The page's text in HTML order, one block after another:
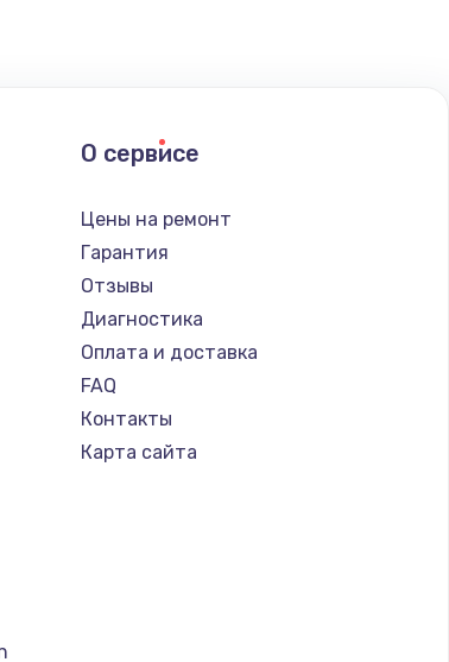
О сервисе
Цены на ремонт
Гарантия
Отзывы
Диагностика
Оплата и доставка
FAQ
Контакты
Карта сайта